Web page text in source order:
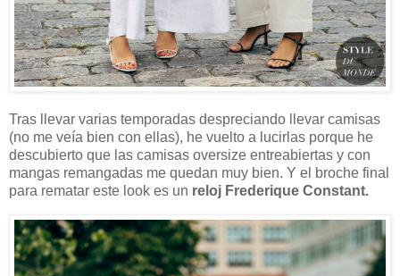
Tras llevar varias temporadas despreciando llevar camisas
(no me veía bien con ellas), he vuelto a lucirlas porque he
descubierto que las camisas oversize entreabiertas y con
mangas remangadas me quedan muy bien. Y el broche final
para rematar este look es un reloj Frederique Constant.